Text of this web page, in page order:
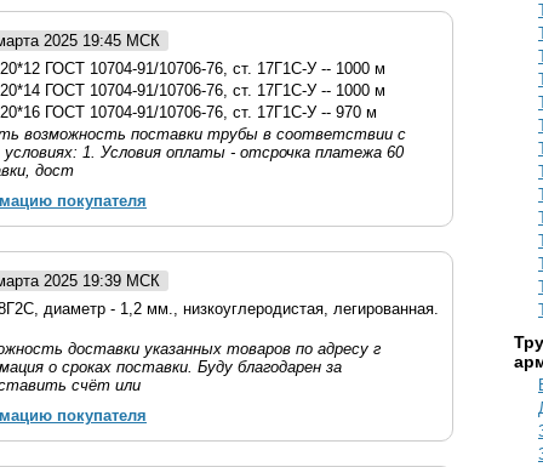
2025 19:45 МСК
ГОСТ 10704-91/10706-76, ст. 17Г1С-У -- 1000 м
ГОСТ 10704-91/10706-76, ст. 17Г1С-У -- 1000 м
ГОСТ 10704-91/10706-76, ст. 17Г1С-У -- 970 м
возможность поставки трубы в соответствии с
1. Условия оплаты - отсрочка платежа 60
дост
покупателя
2025 19:39 МСК
диаметр - 1,2 мм., низкоуглеродистая, легированная.
доставки указанных товаров по адресу г
о сроках поставки. Буду благодарен за
счёт или
покупателя